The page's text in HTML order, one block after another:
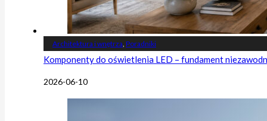
Architektura i wnętrza Poradniki
Komponenty do oświetlenia LED – fundament
2026-06-10